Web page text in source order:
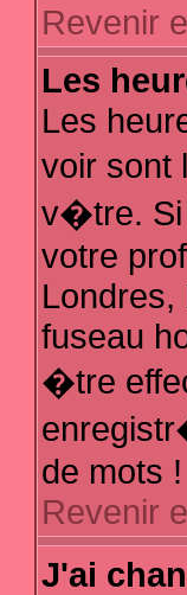
Revenir
Les
Les
voir sont
v�tre. Si
votre
Londres,
fuseau
�tre
de mots !
Revenir
J'ai